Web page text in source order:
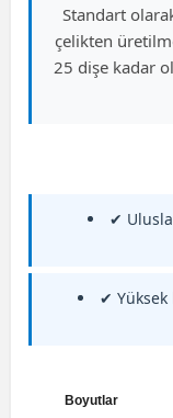
Standart
çelikten
25 dişe kadar
✔
✔
Boyutlar